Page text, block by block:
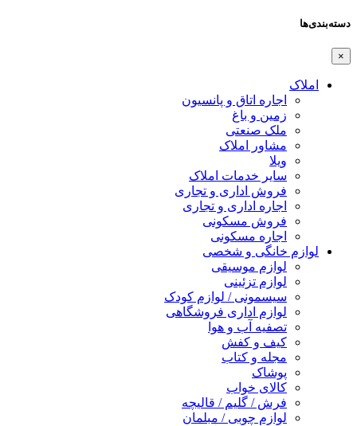
دسته‌بندی‌ها
×
املاک
اجاره اتاق و پانسیون
زمین و باغ
ملک صنعتی
مشاور املاک
ویلا
سایر خدمات املاک
فروش اداری و تجاری
اجاره اداری و تجاری
فروش مسکونی
اجاره مسکونی
لوازم خانگی و شخصی
لوازم موسیقی
لوازم تزئینی
سیسمونی / لوازم کودک
لوازم اداری فروشگاهی
تصفیه آب و هوا
کیف و کفش
مجله و کتاب
پوشاک
کالای خواب
فرش / گلیم / قالیچه
لوازم چوبی / مبلمان